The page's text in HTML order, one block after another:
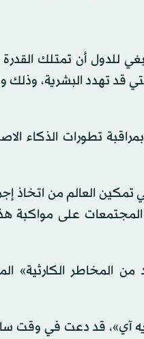
للدول أن تمتلك القدرة
قد تهدد البشرية، وذلك
تطورات الذكاء
تمكين العالم من اتخاذ
المجتمعات على مواكبة
المخاطر الكارثية»
آي»، قد دعت في وقت